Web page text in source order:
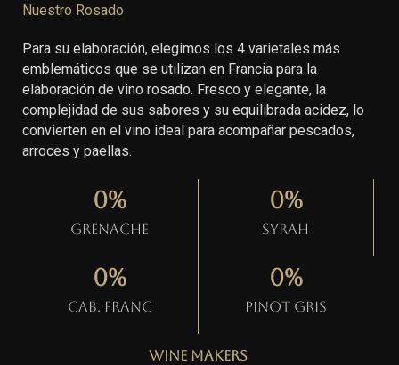
Nuestro Rosado
Para su elaboración, elegimos los 4 varietales más
emblemáticos que se utilizan en Francia para la
elaboración de vino rosado. Fresco y elegante, la
complejidad de sus sabores y su equilibrada acidez, lo
convierten en el vino ideal para acompañar pescados,
arroces y paellas.
Grenache
0%
Syrah
0%
Cab. Franc
0%
Pinot gris
0%
Wine Makers